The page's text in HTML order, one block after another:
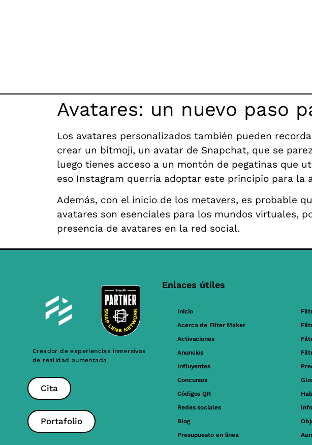
Avatares: un nuevo paso
Los avatares personalizados también pueden
crear un bitmoji, un avatar de Snapchat, que se
luego tienes acceso a un montón de pegatinas que
eso Instagram querría adoptar este principio para la
Además, con el inicio de los metavers, es probable
avatares son esenciales para los mundos virtuales,
presencia de avatares en la red social.
Creador de experiencias inmersivas
de realidad aumentada
Cita
Portafolio
Enlaces útiles
Inicio
Acerca de Filter Maker
Activaciones
Anuncios
Influyentes
Concursos
Códigos QR
Redes sociales
Blog
Presupuesto en línea